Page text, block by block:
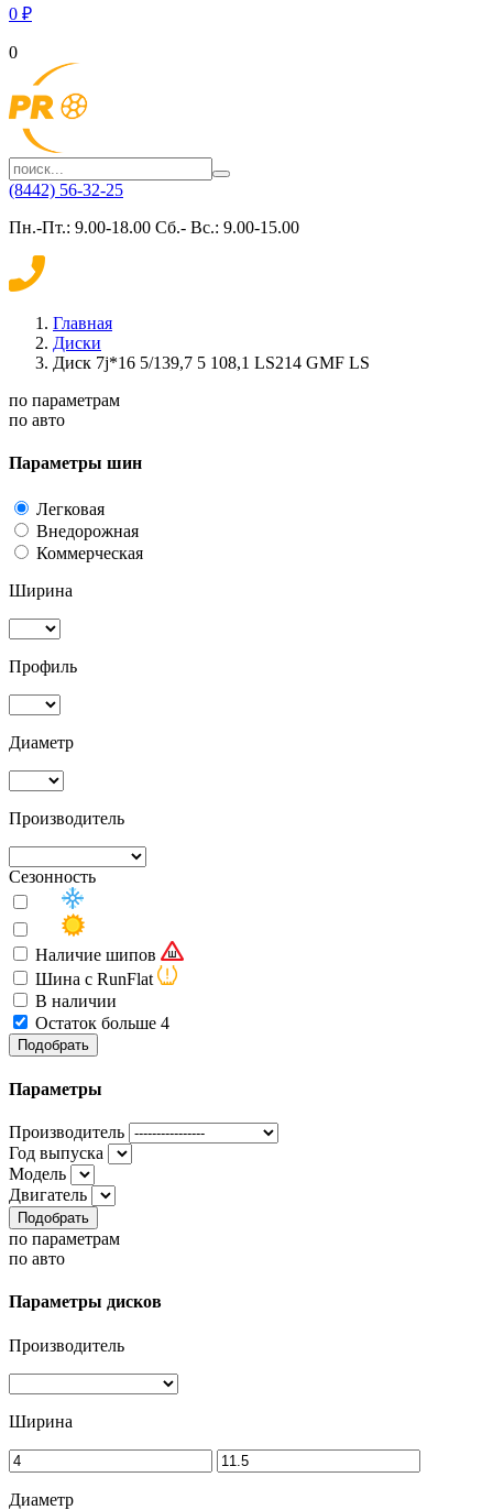
0 ₽
0
(8442) 56-32-25
Пн.-Пт.: 9.00-18.00 Сб.- Вс.: 9.00-15.00
Главная
Диски
Диск 7j*16 5/139,7 5 108,1 LS214 GMF LS
по параметрам
по авто
Параметры шин
Легковая
Внедорожная
Коммерческая
Ширина
Профиль
Диаметр
Производитель
Сезонность
Наличие шипов
Шина с RunFlat
В наличии
Остаток больше 4
Подобрать
Параметры
Производитель
Год выпуска
Модель
Двигатель
Подобрать
по параметрам
по авто
Параметры дисков
Производитель
Ширина
Диаметр